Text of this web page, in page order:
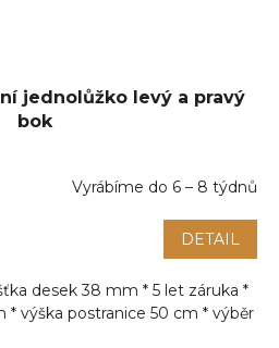
jednolůžko levý a pravý
bok
Vyrábíme do 6 – 8 týdnů
DETAIL
desek 38 mm * 5 let záruka *
* výška postranice 50 cm * výběr